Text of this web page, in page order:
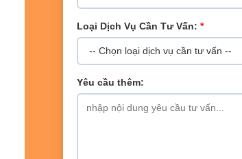
Loại Dịch Vụ Cần Tư Vấn: *
Yêu cầu thêm: